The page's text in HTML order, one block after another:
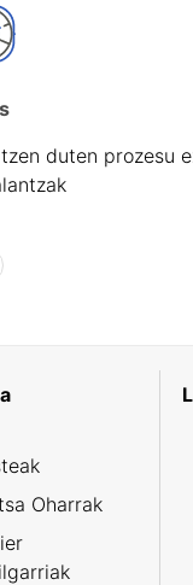
duten prozesu
Oharrak